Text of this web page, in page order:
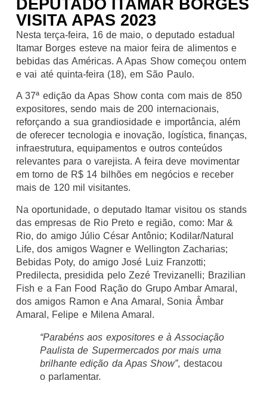
DEPUTADO ITAMAR BORGES
VISITA APAS 2023
Nesta terça-feira, 16 de maio, o deputado estadual
Itamar Borges esteve na maior feira de alimentos e
bebidas das Américas. A Apas Show começou ontem
e vai até quinta-feira (18), em São Paulo.
A 37ª edição da Apas Show conta com mais de 850
expositores, sendo mais de 200 internacionais,
reforçando a sua grandiosidade e importância, além
de oferecer tecnologia e inovação, logística, finanças,
infraestrutura, equipamentos e outros conteúdos
relevantes para o varejista. A feira deve movimentar
em torno de R$ 14 bilhões em negócios e receber
mais de 120 mil visitantes.
Na oportunidade, o deputado Itamar visitou os stands
das empresas de Rio Preto e região, como: Mar &
Rio, do amigo Júlio César Antônio; Kodilar/Natural
Life, dos amigos Wagner e Wellington Zacharias;
Bebidas Poty, do amigo José Luiz Franzotti;
Predilecta, presidida pelo Zezé Trevizanelli; Brazilian
Fish e a Fan Food Ração do Grupo Ambar Amaral,
dos amigos Ramon e Ana Amaral, Sonia Âmbar
Amaral, Felipe e Milena Amaral.
“Parabéns aos expositores e à Associação
Paulista de Supermercados por mais uma
brilhante edição da Apas Show”, destacou
o parlamentar.